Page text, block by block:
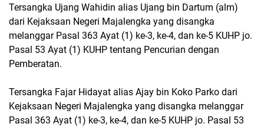
Tersangka Ujang Wahidin alias Ujang bin Dartum (alm)
dari Kejaksaan Negeri Majalengka yang disangka
melanggar Pasal 363 Ayat (1) ke-3, ke-4, dan ke-5 KUHP jo.
Pasal 53 Ayat (1) KUHP tentang Pencurian dengan
Pemberatan.
Tersangka Fajar Hidayat alias Ajay bin Koko Parko dari
Kejaksaan Negeri Majalengka yang disangka melanggar
Pasal 363 Ayat (1) ke-3, ke-4, dan ke-5 KUHP jo. Pasal 53